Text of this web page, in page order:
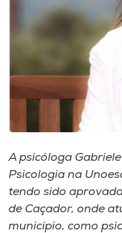
Rádio
Selecione
o idioma
A psicóloga
Psicologia na
tendo sido
de Caçador, onde
município, como